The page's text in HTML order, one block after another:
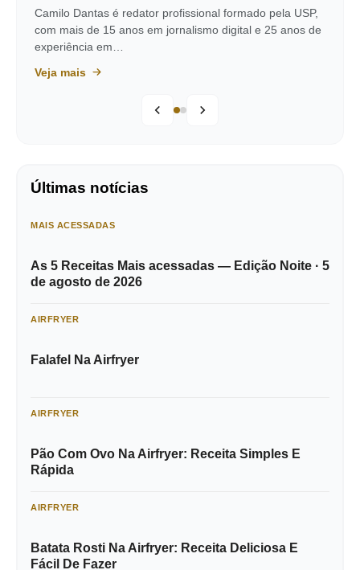
Camilo Dantas é redator profissional formado pela USP,
com mais de 15 anos em jornalismo digital e 25 anos de
experiência em…
Veja mais
Últimas notícias
MAIS ACESSADAS
As 5 Receitas Mais acessadas — Edição Noite · 5
de agosto de 2026
AIRFRYER
Falafel Na Airfryer
AIRFRYER
Pão Com Ovo Na Airfryer: Receita Simples E
Rápida
AIRFRYER
Batata Rosti Na Airfryer: Receita Deliciosa E
Fácil De Fazer